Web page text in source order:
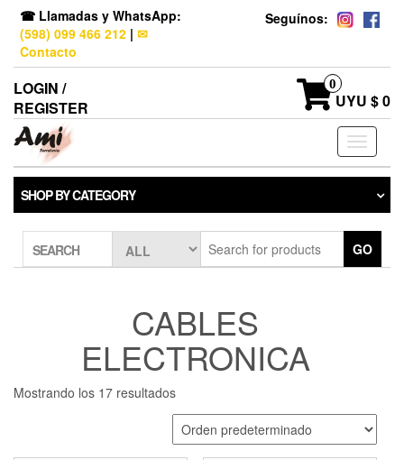
☎ Llamadas y WhatsApp:
(598) 099 466 212 | ✉
Contacto
Seguínos:
LOGIN /
REGISTER
0
UYU $ 0
Toggle
SHOP BY CATEGORY
SEARCH GO
CABLES
ELECTRONICA
Mostrando los 17 resultados